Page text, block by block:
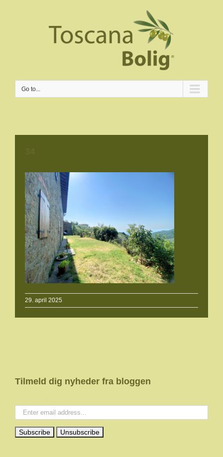
Go to...
29. april 2025
Tilmeld dig nyheder fra bloggen